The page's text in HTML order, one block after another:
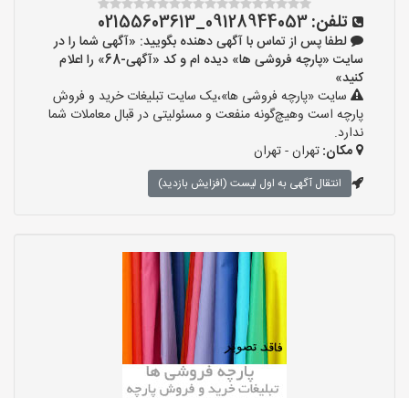
تلفن:09128944053_02155603613
لطفا پس از تماس با آگهی دهنده بگویید: «آگهی شما را در
سایت «پارچه فروشی ها» دیده ام و کد «آگهی-68» را اعلام
کنید»
سایت «پارچه فروشی ها»،یک سایت تبلیغات خرید و فروش
پارچه است وهیچ‌گونه منفعت و مسئولیتی در قبال معاملات شما
ندارد.
مکان:تهران - تهران
انتقال آگهی به اول لیست (افزایش بازدید)